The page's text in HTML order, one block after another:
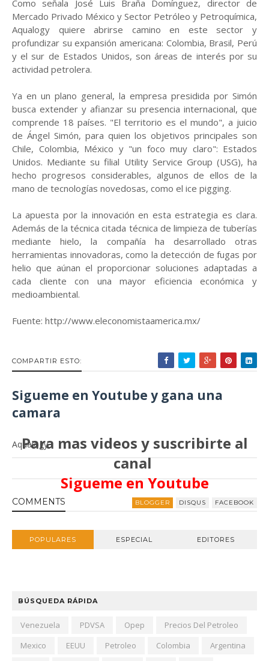
Como señala José Luis Braña Domínguez, director de
Mercado Privado México y Sector Petróleo y Petroquímica,
Aqualogy quiere abrirse camino en este sector y
profundizar su expansión americana: Colombia, Brasil, Perú
y el sur de Estados Unidos, son áreas de interés por su
actividad petrolera.
Ya en un plano general, la empresa presidida por Simón
busca extender y afianzar su presencia internacional, que
comprende 18 países. "El territorio es el mundo", a juicio
de Ángel Simón, para quien los objetivos principales son
Chile, Colombia, México y "un foco muy claro": Estados
Unidos. Mediante su filial Utility Service Group (USG), ha
hecho progresos considerables, algunos de ellos de la
mano de tecnologías novedosas, como el ice pigging.
La apuesta por la innovación en esta estrategia es clara.
Además de la técnica citada técnica de limpieza de tuberías
mediante hielo, la compañía ha desarrollado otras
herramientas innovadoras, como la detección de fugas por
helio que aúnan el proporcionar soluciones adaptadas a
cada cliente con una mayor eficiencia económica y
medioambiental.
Fuente: http://www.eleconomistaamerica.mx/
COMPARTIR ESTO:
Sigueme en Youtube y gana una
camara
Para mas videos y suscribirte al
canal
Sigueme en Youtube
Aqualogy
COMMENTS BLOGGER DISQUS FACEBOOK
POPULARES ESPECIAL EDITORES
BÚSQUEDA RÁPIDA
Venezuela PDVSA Opep
Precios Del Petroleo
Mexico
EEUU Petroleo Colombia
Argentina